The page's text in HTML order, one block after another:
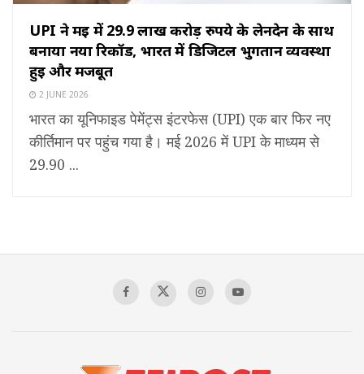
UPI ने मई में 29.9 लाख करोड़ रुपये के लेनदेन के साथ
बनाया नया रिकॉर्ड, भारत में डिजिटल भुगतान व्यवस्था
हुई और मजबूत
2 JUNE 2026
भारत का यूनिफाइड पेमेंट्स इंटरफेस (UPI) एक बार फिर नए
कीर्तिमान पर पहुंच गया है। मई 2026 में UPI के माध्यम से
29.90 ...